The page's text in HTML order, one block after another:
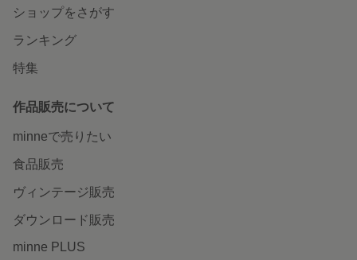
ショップをさがす
ランキング
特集
作品販売について
minneで売りたい
食品販売
ヴィンテージ販売
ダウンロード販売
minne PLUS